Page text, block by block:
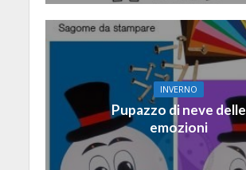
INVERNO
Pupazzo di neve delle
emozioni